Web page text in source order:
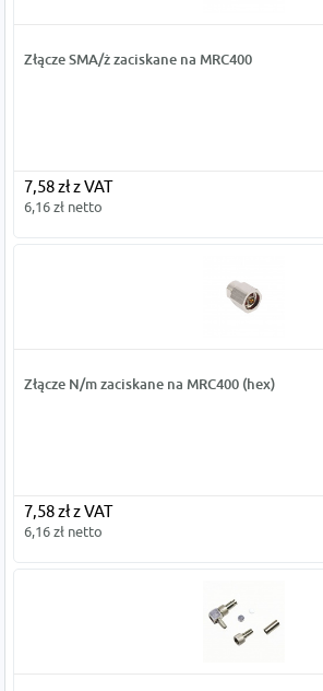
Złącze SMA/ż zaciskane na MRC400
7,58 zł z VAT
6,16 zł netto
Złącze N/m zaciskane na MRC400 (hex)
7,58 zł z VAT
6,16 zł netto